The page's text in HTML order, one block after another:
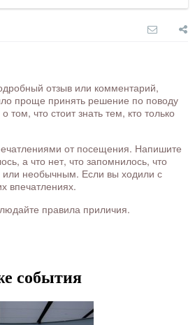
отзыв или комментарий,
проще принять решение по поводу
том, что стоит знать тем, кто только
от посещения. Напишите
а что нет, что запомнилось, что
или необычным. Если вы ходили с
впечатлениях.
правила приличия.
события